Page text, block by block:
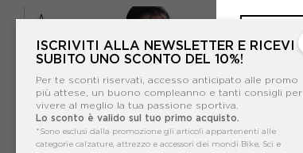
ISCRIVITI ALLA NEWSLETTER E RICEVI
SUBITO UNO SCONTO DEL 10%!
Per te sconti riservati, accesso anticipato alle promo
più attese, un buono compleanno e tanti consigli per
vivere al meglio la tua passione sportiva.
Lo sconto è valido sul tuo primo acquisto.
*Sono esclusi dalla promozione gli articoli appartenenti alle
categorie calzature, attrezzo e accessori dei mondi Bike, Sci e